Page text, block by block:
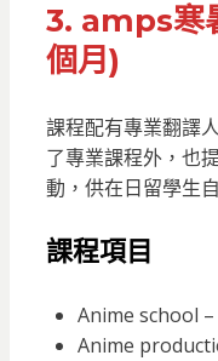
3. amps寒
個月)
課程配有專業翻譯
了專業課程外，也
動，供在日留學生
課程項目
Anime school
Anime